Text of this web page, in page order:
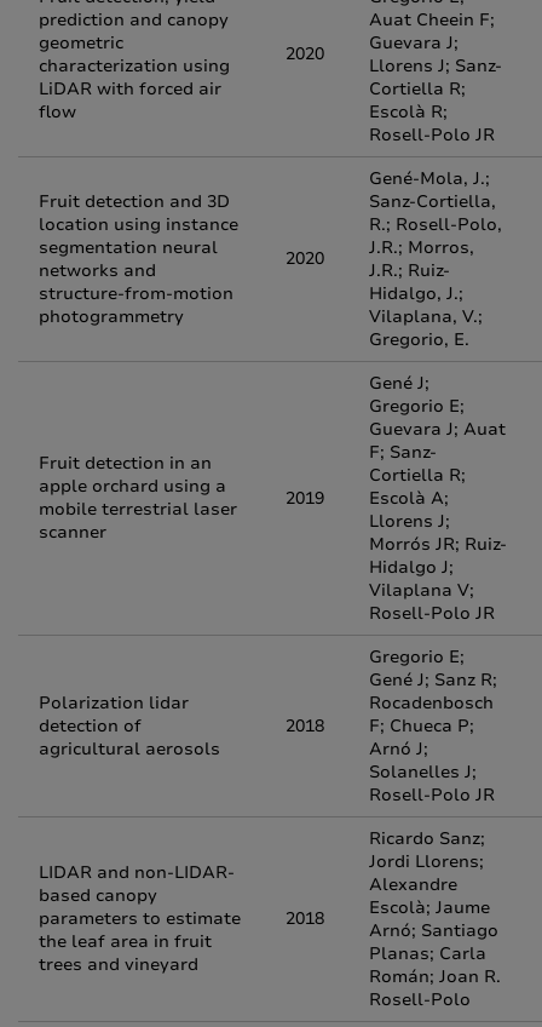
prediction and canopy
geometric
characterization using
LiDAR with forced air
flow
2020
Auat Cheein F;
Guevara J;
Llorens J; Sanz-
Cortiella R;
Escolà R;
Rosell-Polo JR
Fruit detection and 3D
location using instance
segmentation neural
networks and
structure-from-motion
photogrammetry
2020
Gené-Mola, J.;
Sanz-Cortiella,
R.; Rosell-Polo,
J.R.; Morros,
J.R.; Ruiz-
Hidalgo, J.;
Vilaplana, V.;
Gregorio, E.
Fruit detection in an
apple orchard using a
mobile terrestrial laser
scanner
2019
Gené J;
Gregorio E;
Guevara J; Auat
F; Sanz-
Cortiella R;
Escolà A;
Llorens J;
Morrós JR; Ruiz-
Hidalgo J;
Vilaplana V;
Rosell-Polo JR
Polarization lidar
detection of
agricultural aerosols
2018
Gregorio E;
Gené J; Sanz R;
Rocadenbosch
F; Chueca P;
Arnó J;
Solanelles J;
Rosell-Polo JR
LIDAR and non-LIDAR-
based canopy
parameters to estimate
the leaf area in fruit
trees and vineyard
2018
Ricardo Sanz;
Jordi Llorens;
Alexandre
Escolà; Jaume
Arnó; Santiago
Planas; Carla
Román; Joan R.
Rosell-Polo